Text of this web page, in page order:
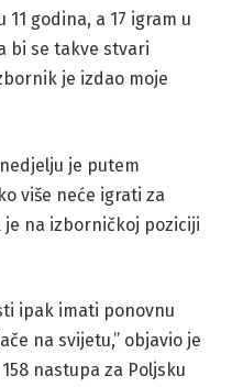
godina, a 17 igram u
bi se takve stvari
je izdao moje
je putem
više neće igrati za
na izborničkoj poziciji
ipak imati ponovnu
na svijetu,” objavio je
nastupa za Poljsku